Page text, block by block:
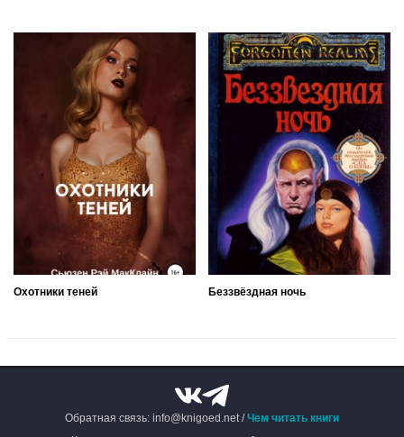
Охотники теней Беззвёздная ночь
Обратная связь: info@knigoed.net /Чем читать книги